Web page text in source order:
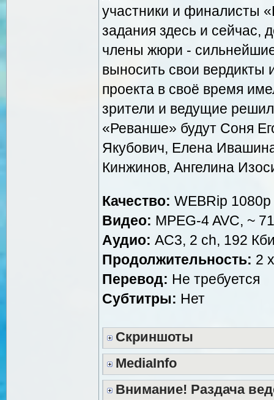
участники и финалисты
задания здесь и сейчас,
члены жюри -
выносить свои вердикты
проекта в своё время
зрители и ведущие
«Реванше» будут Соня
Якубович, Елена
Кинжинов, Ангелина
Качество: WEBRip 1080p
Видео: MPEG-4 AVC, ~
Аудио: AC3, 2 ch, 192
Продолжительность: 2
Перевод: Не требуется
Субтитры: Нет
Скриншоты
MediaInfo
Внимание! Раздача